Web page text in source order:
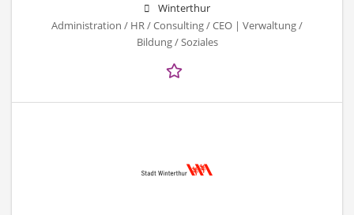
Winterthur
Administration / HR / Consulting / CEO | Verwaltung /
Bildung / Soziales